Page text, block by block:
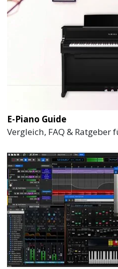
E-Piano Guide
Vergleich, FAQ &